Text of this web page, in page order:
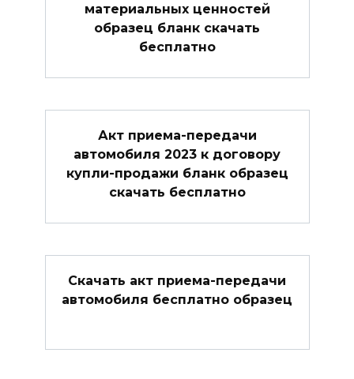
материальных ценностей
образец бланк скачать
бесплатно
Акт приема-передачи
автомобиля 2023 к договору
купли-продажи бланк образец
скачать бесплатно
Скачать акт приема-передачи
автомобиля бесплатно образец